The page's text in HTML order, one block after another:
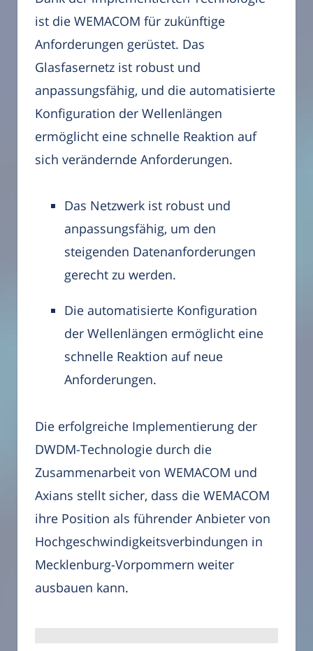
ist die WEMACOM für zukünftige
Anforderungen gerüstet. Das
Glasfasernetz ist robust und
anpassungsfähig, und die automatisierte
Konfiguration der Wellenlängen
ermöglicht eine schnelle Reaktion auf
sich verändernde Anforderungen.
Das Netzwerk ist robust und
anpassungsfähig, um den
steigenden Datenanforderungen
gerecht zu werden.
Die automatisierte Konfiguration
der Wellenlängen ermöglicht eine
schnelle Reaktion auf neue
Anforderungen.
Die erfolgreiche Implementierung der
DWDM-Technologie durch die
Zusammenarbeit von WEMACOM und
Axians stellt sicher, dass die WEMACOM
ihre Position als führender Anbieter von
Hochgeschwindigkeitsverbindungen in
Mecklenburg-Vorpommern weiter
ausbauen kann.